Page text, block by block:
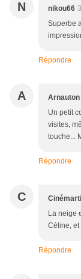
N nikou66
Superbe
Répondre
A Arnauton
Un petit
visites,
touche...
Répondre
C
La neige
Céline, et
Répondre